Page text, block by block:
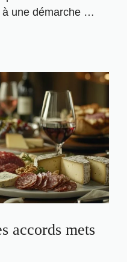
à une démarche …
accords mets